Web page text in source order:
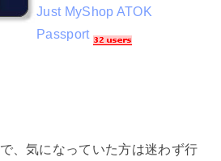
Just MyShop ATOK
Passport
、気になっていた方は迷わず行